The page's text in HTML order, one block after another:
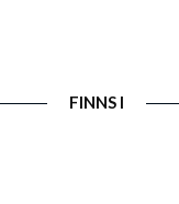
FINNS I